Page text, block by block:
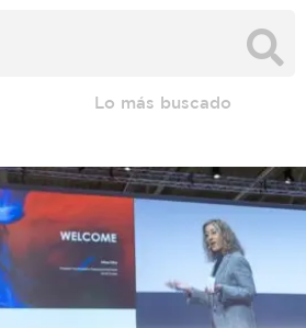
Lo más buscado